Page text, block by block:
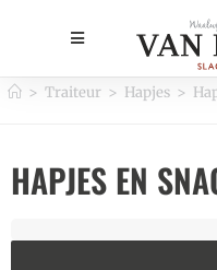
> Traiteur > Hapjes >
HAPJES EN